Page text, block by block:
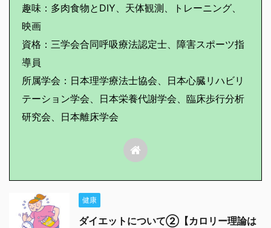
趣味：多肉食物とDIY、天体観測、トレーニング、
映画
資格：三学会合同呼吸療法認定士、障害スポーツ指
導員
所属学会：日本理学療法士協会、日本心臓リハビリ
テーション学会、日本栄養代謝学会、臨床歩行分析
研究会、日本離床学会
健康
ダイエットについて②【カロリー理論は